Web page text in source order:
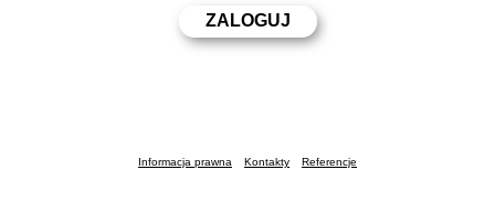
Informacja prawna Kontakty Referencje